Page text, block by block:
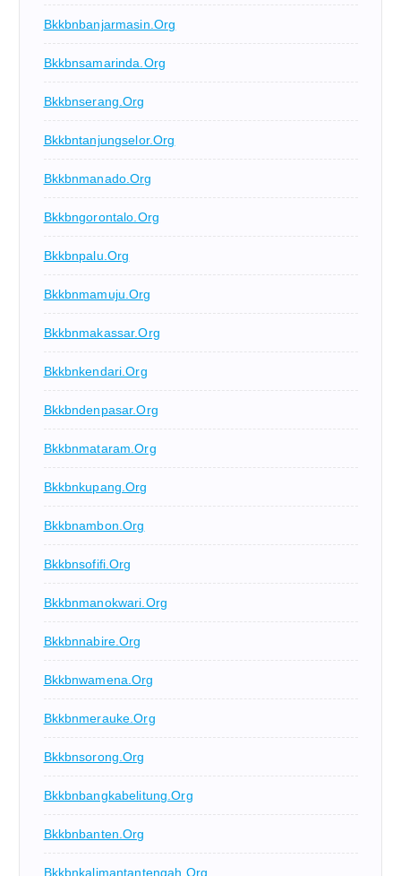
Bkkbnbanjarmasin.org
Bkkbnsamarinda.org
Bkkbnserang.org
Bkkbntanjungselor.org
Bkkbnmanado.org
Bkkbngorontalo.org
Bkkbnpalu.org
Bkkbnmamuju.org
Bkkbnmakassar.org
Bkkbnkendari.org
Bkkbndenpasar.org
Bkkbnmataram.org
Bkkbnkupang.org
Bkkbnambon.org
Bkkbnsofifi.org
Bkkbnmanokwari.org
Bkkbnnabire.org
Bkkbnwamena.org
Bkkbnmerauke.org
Bkkbnsorong.org
Bkkbnbangkabelitung.org
Bkkbnbanten.org
Bkkbnkalimantantengah.org